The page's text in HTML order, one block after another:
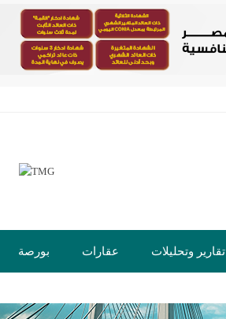
تقارير وتحليلات عقارات بورصة